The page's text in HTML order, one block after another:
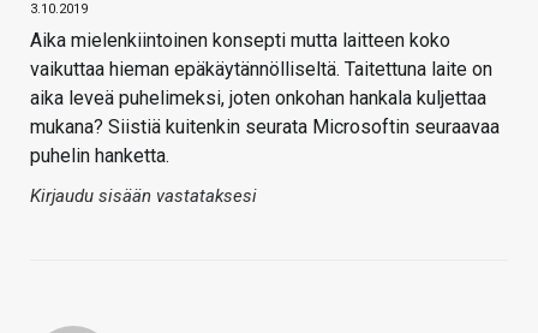
3.10.2019
Aika mielenkiintoinen konsepti mutta laitteen koko
vaikuttaa hieman epäkäytännölliseltä. Taitettuna laite on
aika leveä puhelimeksi, joten onkohan hankala kuljettaa
mukana? Siistiä kuitenkin seurata Microsoftin seuraavaa
puhelin hanketta.
Kirjaudu sisään vastataksesi